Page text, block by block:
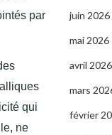
par
qui
ne
juin 2026
mai 2026
avril 2026
mars
février